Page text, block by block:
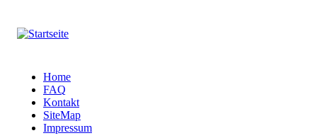
Home
FAQ
Kontakt
SiteMap
Impressum